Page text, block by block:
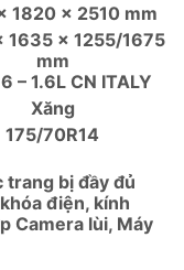
1820 x 2510 mm
1635 x 1255/1675
mm
– 1.6L CN ITALY
Xăng
175/70R14
trang bị đầy đủ
điện, kính
Camera lùi, Máy